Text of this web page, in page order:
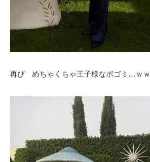
再び めちゃくちゃ王子様なボゴミ…ｗｗ